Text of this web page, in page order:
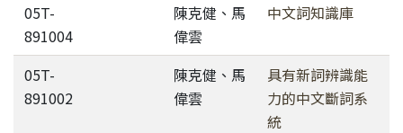
05T-
891004
陳克健、馬
偉雲
中文詞知識庫
05T-
891002
陳克健、馬
偉雲
具有新詞辨識能
力的中文斷詞系
統